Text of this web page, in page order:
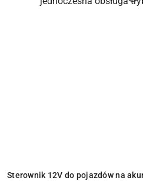
Sterownik 12V do pojazdów na